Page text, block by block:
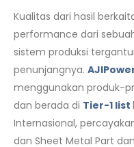
Kualitas dari hasil
performance dari
sistem produksi
penunjangnya.
menggunakan produk-
dan berada di Tier-1 list
Internasional,
dan Sheet Metal Part